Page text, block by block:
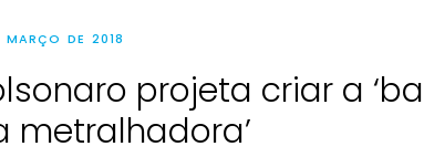
MARÇO DE 2018
projeta criar a
metralhadora’